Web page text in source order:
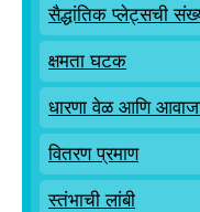
सैद्धांतिक प्लेट्सची
क्षमता घटक
धारणा वेळ आणि
वितरण प्रमाण
स्तंभाची लांबी